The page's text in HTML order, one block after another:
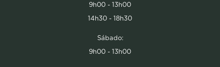
9h00 - 13h00
14h30 - 18h30
Sábado:
9h00 - 13h00